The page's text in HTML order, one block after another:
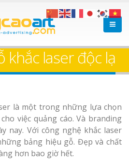
khắc laser độc lạ
là một trong những lựa chọn
việc quảng cáo. Và branding
nay. Với công nghệ khắc laser
bảng hiệu gỗ. Đẹp và chất
hơn bao giờ hết.